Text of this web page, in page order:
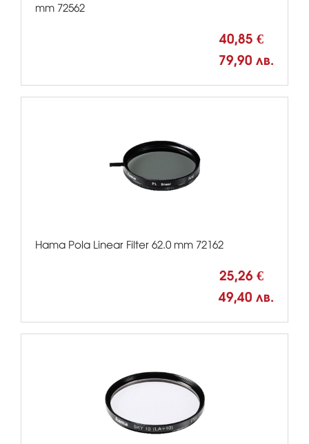
mm 72562
40,85 €
79,90 лв.
Hama Pola Linear Filter 62.0 mm 72162
25,26 €
49,40 лв.